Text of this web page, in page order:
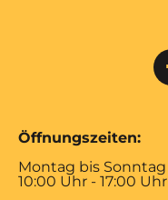
Öffnungszeiten:
Montag bis Sonntag
10:00 Uhr - 17:00 Uhr